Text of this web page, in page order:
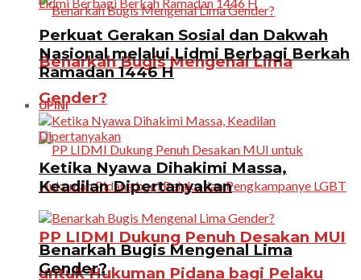
Benarkah Bugis Mengenal Lima
Gender?
PP LIDMI Dukung Penuh Desakan MUI
untuk Hukuman Pidana bagi Pelaku
Perkuat Gerakan Sosial dan Dakwah
Nasional melalui Lidmi Berbagi Berkah
Ramadan 1446 H
OPINI
Ketika Nyawa Dihakimi Massa,
Keadilan Dipertanyakan
Benarkah Bugis Mengenal Lima
Gender?